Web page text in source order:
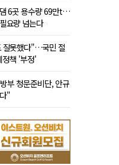
6곳 용수량 69만t…
요량 넘는다
잘못했다"…국민 절
정책 '부정'
부 청문준비단, 안규
"